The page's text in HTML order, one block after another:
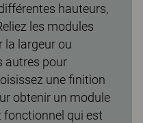
hauteurs,
les modules
la largeur ou
autres pour
une finition
obtenir un module
fonctionnel qui est